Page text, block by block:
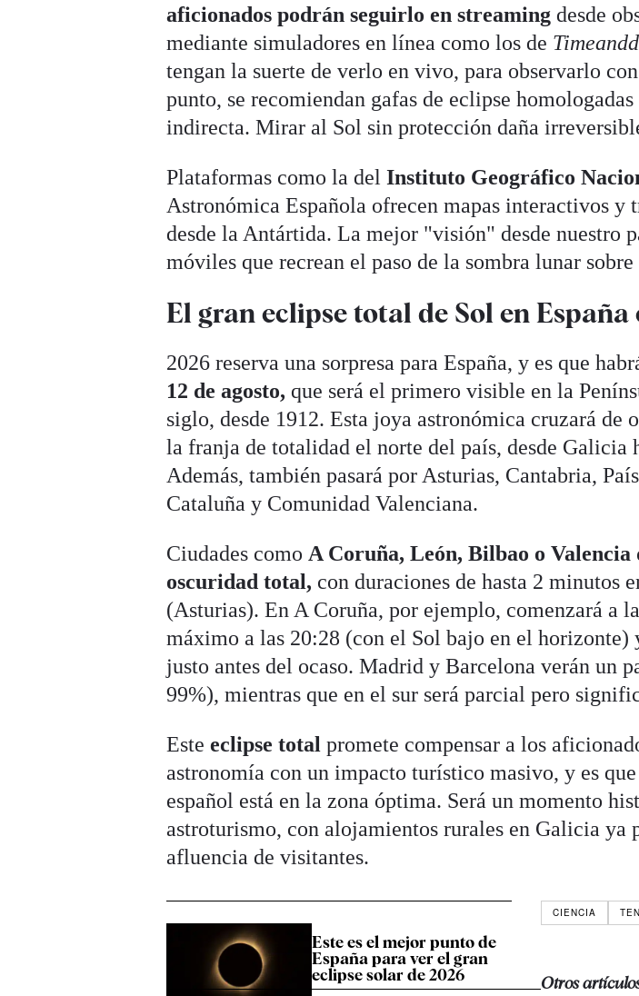
aficionados podrán seguirlo en streaming desde
mediante simuladores en línea como los de
tengan la suerte de verlo en vivo, para observarlo
punto, se recomiendan gafas de eclipse
indirecta. Mirar al Sol sin protección daña
Plataformas como la delInstituto Geográfico
Astronómica Española ofrecen mapas interactivos y
desde la Antártida. La mejor "visión" desde nuestro
móviles que recrean el paso de la sombra lunar
El gran eclipse total de Sol en España
2026 reserva una sorpresa para España, y es que
12 de agosto, que será el primero visible en la
siglo, desde 1912. Esta joya astronómica cruzará de
la franja de totalidad el norte del país, desde Galicia
Además, también pasará por Asturias, Cantabria,
Cataluña y Comunidad Valenciana.
Ciudades como A Coruña, León, Bilbao o
oscuridad total, con duraciones de hasta 2 minutos
(Asturias). En A Coruña, por ejemplo, comenzará a
máximo a las 20:28 (con el Sol bajo en el horizonte)
justo antes del ocaso. Madrid y Barcelona verán un
99%), mientras que en el sur será parcial pero
Esteeclipse total promete compensar a los
astronomía con un impacto turístico masivo, y es
español está en la zona óptima. Será un momento
astroturismo, con alojamientos rurales en Galicia ya
afluencia de visitantes.
Este es el mejor punto de
España para ver el gran
eclipse solar de 2026
CIENCIA
Otros